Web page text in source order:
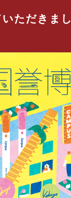
ただきまし